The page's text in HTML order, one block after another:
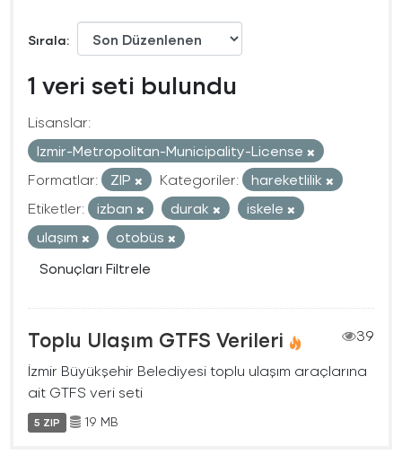
Sırala
1 veri seti bulundu
Lisanslar:
Izmir-Metropolitan-Municipality-License
Formatlar:
ZIP Kategoriler:
hareketlilik
Etiketler:
izban durak
iskele
ulaşım
otobüs
Sonuçları Filtrele
Toplu Ulaşım GTFS Verileri
39
İzmir Büyükşehir Belediyesi toplu ulaşım araçlarına
ait GTFS veri seti
5 ZIP 19 MB